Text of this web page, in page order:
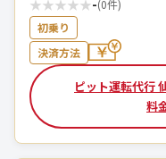
★★★★★-(0件)
初乗り
決済方法
ピット運転代行
料